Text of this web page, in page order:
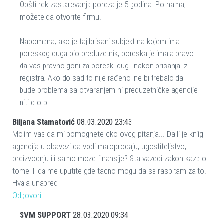
Opšti rok zastarevanja poreza je 5 godina. Po nama,
možete da otvorite firmu.
Napomena, ako je taj brisani subjekt na kojem ima
poreskog duga bio preduzetnik, poreska je imala pravo
da vas pravno goni za poreski dug i nakon brisanja iz
registra. Ako do sad to nije rađeno, ne bi trebalo da
bude problema sa otvaranjem ni preduzetničke agencije
niti d.o.o.
Biljana Stamatović 08.03.2020 23:43
Molim vas da mi pomognete oko ovog pitanja... Da li je knjig
agencija u obavezi da vodi maloprodaju, ugostiteljstvo,
proizvodnju ili samo moze finansije? Sta vazeci zakon kaze o
tome ili da me uputite gde tacno mogu da se raspitam za to.
Hvala unapred
Odgovori
SVM SUPPORT 28.03.2020 09:34